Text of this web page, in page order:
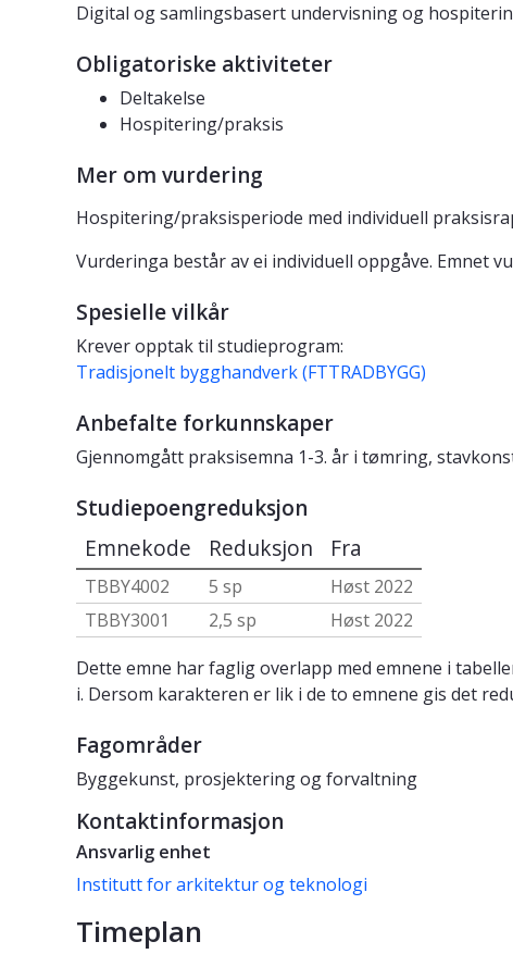
Digital og samlingsbasert undervisning og
Obligatoriske aktiviteter
Deltakelse
Hospitering/praksis
Mer om vurdering
Hospitering/praksisperiode med individuell
Vurderinga består av ei individuell oppgåve. Emnet
Spesielle vilkår
Krever opptak til studieprogram:
Tradisjonelt bygghandverk (FTTRADBYGG)
Anbefalte forkunnskaper
Gjennomgått praksisemna 1-3. år i tømring,
Studiepoengreduksjon
Emnekode Reduksjon Fra
TBBY4002 5 sp
Høst 2022
TBBY3001
2,5 sp
Høst 2022
Dette emne har faglig overlapp med emnene i
i. Dersom karakteren er lik i de to emnene gis det
Fagområder
Byggekunst, prosjektering og forvaltning
Kontaktinformasjon
Ansvarlig enhet
Institutt for arkitektur og teknologi
Timeplan